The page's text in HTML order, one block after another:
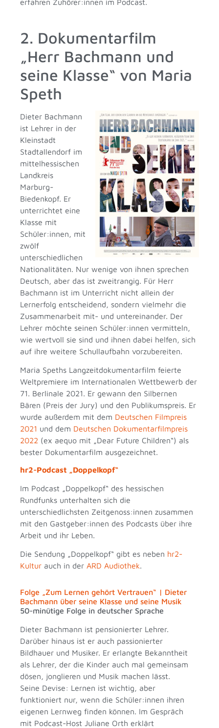
2. Dokumentarfilm
„Herr Bachmann und
seine Klasse“ von Maria
Speth
Dieter Bachmann
ist Lehrer in der
Kleinstadt
Stadtallendorf im
mittelhessischen
Landkreis
Marburg-
Biedenkopf. Er
unterrichtet eine
Klasse mit
Schüler:innen, mit
zwölf
unterschiedlichen
Nationalitäten. Nur wenige von ihnen sprechen
Deutsch, aber das ist zweitrangig. Für Herr
Bachmann ist im Unterricht nicht allein der
Lernerfolg entscheidend, sondern vielmehr die
Zusammenarbeit mit- und untereinander. Der
Lehrer möchte seinen Schüler:innen vermitteln,
wie wertvoll sie sind und ihnen dabei helfen, sich
auf ihre weitere Schullaufbahn vorzubereiten.
Maria Speths Langzeitdokumentarfilm feierte
Weltpremiere im Internationalen Wettbewerb der
71. Berlinale 2021. Er gewann den Silbernen
Bären (Preis der Jury) und den Publikumspreis. Er
wurde außerdem mit dem Deutschen Filmpreis
2021 und dem Deutschen Dokumentarfilmpreis
2022 (ex aequo mit „Dear Future Children“) als
bester Dokumentarfilm ausgezeichnet.
hr2-Podcast „Doppelkopf“
Im Podcast „Doppelkopf“ des hessischen
Rundfunks unterhalten sich die
unterschiedlichsten Zeitgenoss:innen zusammen
mit den Gastgeber:innen des Podcasts über ihre
Arbeit und ihr Leben.
Die Sendung „Doppelkopf“ gibt es neben hr2-
Kultur auch in derARD Audiothek.
Folge „Zum Lernen gehört Vertrauen“ | Dieter
Bachmann über seine Klasse und seine Musik
50-minütige Folge in deutscher Sprache
Dieter Bachmann ist pensionierter Lehrer.
Darüber hinaus ist er auch passionierter
Bildhauer und Musiker. Er erlangte Bekanntheit
als Lehrer, der die Kinder auch mal gemeinsam
dösen, jonglieren und Musik machen lässt.
Seine Devise: Lernen ist wichtig, aber
funktioniert nur, wenn die Schüler:innen ihren
eigenen Lernweg finden können. Im Gespräch
mit Podcast-Host Juliane Orth erklärt